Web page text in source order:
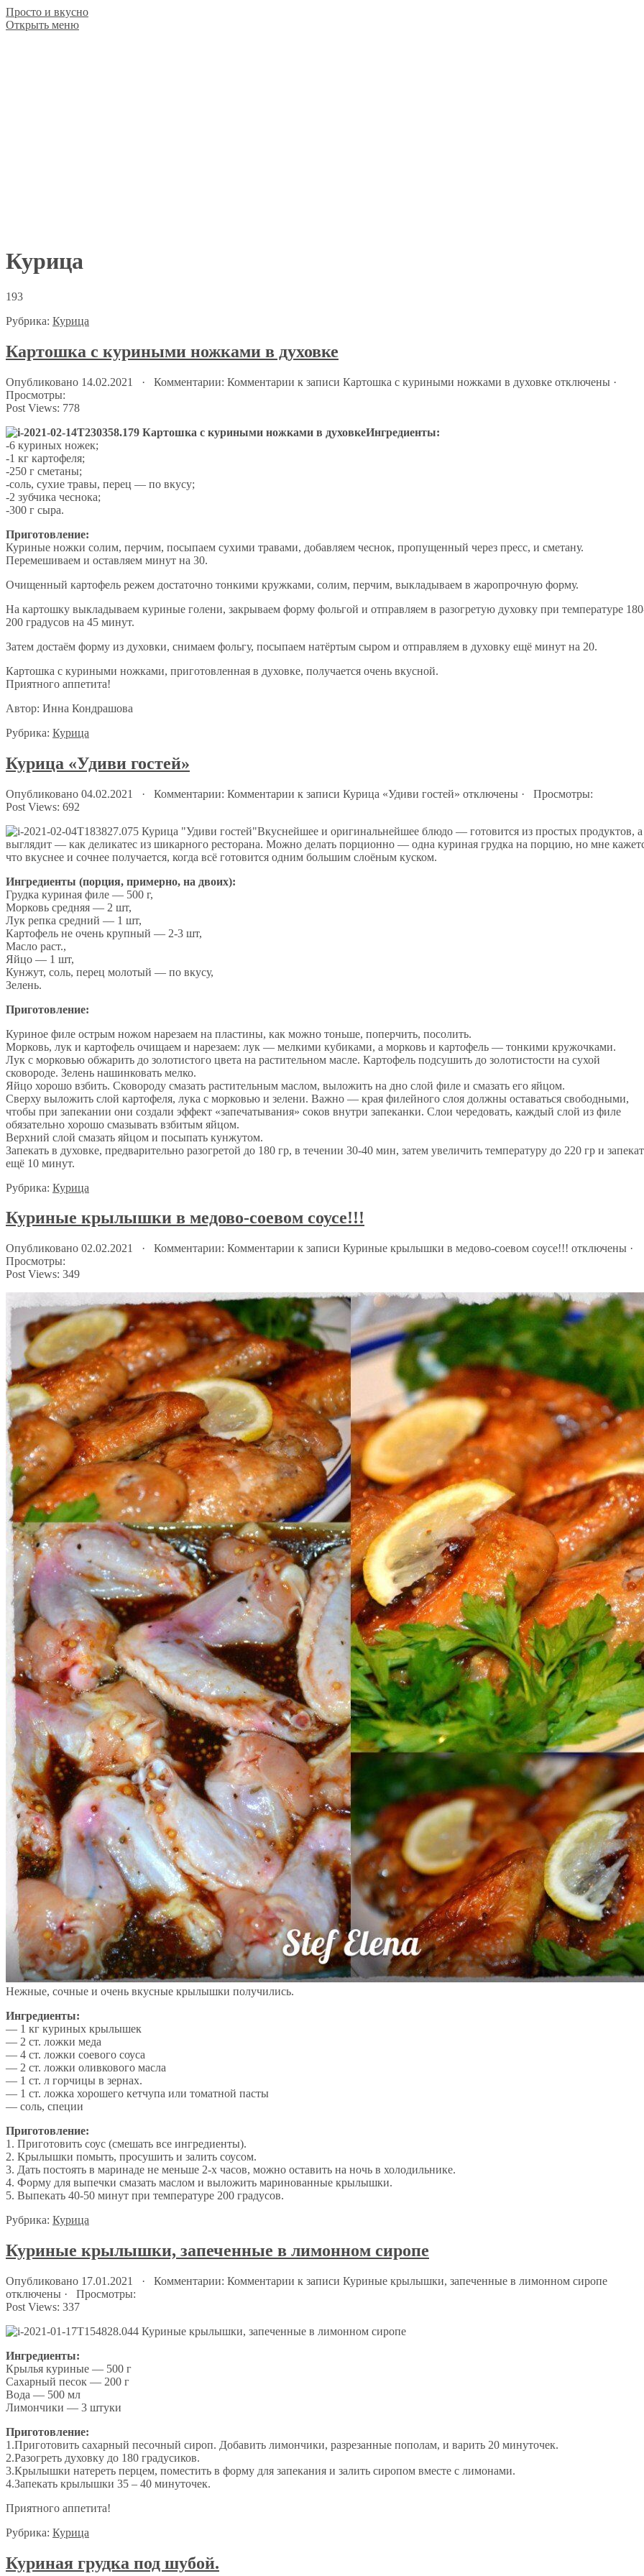
Просто и вкусно
Открыть меню
Курица
193
Рубрика: Курица
Картошка с куриными ножками в духовке
Опубликовано 14.02.2021 · Комментарии: Комментарии к записи Картошка с куриными ножками в духовке отключены ·
Просмотры:
Post Views: 778
Ингредиенты:
-6 куриных ножек;
-1 кг картофеля;
-250 г сметаны;
-соль, сухие травы, перец — по вкусу;
-2 зубчика чеснока;
-300 г сыра.
Приготовление:
Куриные ножки солим, перчим, посыпаем сухими травами, добавляем чеснок, пропущенный через пресс, и сметану.
Перемешиваем и оставляем минут на 30.
Очищенный картофель режем достаточно тонкими кружками, солим, перчим, выкладываем в жаропрочную форму.
На картошку выкладываем куриные голени, закрываем форму фольгой и отправляем в разогретую духовку при температуре
200 градусов на 45 минут.
Затем достаём форму из духовки, снимаем фольгу, посыпаем натёртым сыром и отправляем в духовку ещё минут на 20.
Картошка с куриными ножками, приготовленная в духовке, получается очень вкусной.
Приятного аппетита!
Автор: Инна Кондрашова
Рубрика: Курица
Курица «Удиви гостей»
Опубликовано 04.02.2021 · Комментарии: Комментарии к записи Курица «Удиви гостей» отключены · Просмотры:
Post Views: 692
Вкуснейшее и оригинальнейшее блюдо — готовится из простых продуктов, а
выглядит — как деликатес из шикарного ресторана. Можно делать порционно — одна куриная грудка на порцию, но мне
что вкуснее и сочнее получается, когда всё готовится одним большим слоёным куском.
Ингредиенты (порция, примерно, на двоих):
Грудка куриная филе — 500 г,
Морковь средняя — 2 шт,
Лук репка средний — 1 шт,
Картофель не очень крупный — 2-3 шт,
Масло раст.,
Яйцо — 1 шт,
Кунжут, соль, перец молотый — по вкусу,
Зелень.
Приготовление:
Куриное филе острым ножом нарезаем на пластины, как можно тоньше, поперчить, посолить.
Морковь, лук и картофель очищаем и нарезаем: лук — мелкими кубиками, а морковь и картофель — тонкими кружочками.
Лук с морковью обжарить до золотистого цвета на растительном масле. Картофель подсушить до золотистости на сухой
сковороде. Зелень нашинковать мелко.
Яйцо хорошо взбить. Сковороду смазать растительным маслом, выложить на дно слой филе и смазать его яйцом.
Сверху выложить слой картофеля, лука с морковью и зелени. Важно — края филейного слоя должны оставаться свободными,
чтобы при запекании они создали эффект «запечатывания» соков внутри запеканки. Слои чередовать, каждый слой из филе
обязательно хорошо смазывать взбитым яйцом.
Верхний слой смазать яйцом и посыпать кунжутом.
Запекать в духовке, предварительно разогретой до 180 гр, в течении 30-40 мин, затем увеличить температуру до 220 гр и
ещё 10 минут.
Рубрика: Курица
Куриные крылышки в медово-соевом соусе!!!
Опубликовано 02.02.2021 · Комментарии: Комментарии к записи Куриные крылышки в медово-соевом соусе!!! отключены ·
Просмотры:
Post Views: 349
Нежные, сочные и очень вкусные крылышки получились.
Ингредиенты:
— 1 кг куриных крылышек
— 2 ст. ложки меда
— 4 ст. ложки соевого соуса
— 2 ст. ложки оливкового масла
— 1 ст. л горчицы в зернах.
— 1 ст. ложка хорошего кетчупа или томатной пасты
— соль, специи
Приготовление:
1. Приготовить соус (смешать все ингредиенты).
2. Крылышки помыть, просушить и залить соусом.
3. Дать постоять в маринаде не меньше 2-х часов, можно оставить на ночь в холодильнике.
4. Форму для выпечки смазать маслом и выложить маринованные крылышки.
5. Выпекать 40-50 минут при температуре 200 градусов.
Рубрика: Курица
Куриные крылышки, запеченные в лимонном сиропе
Опубликовано 17.01.2021 · Комментарии: Комментарии к записи Куриные крылышки, запеченные в лимонном сиропе
отключены · Просмотры:
Post Views: 337
Ингредиенты:
Крылья куриные — 500 г
Сахарный песок — 200 г
Вода — 500 мл
Лимончики — 3 штуки
Приготовление:
1.Приготовить сахарный песочный сироп. Добавить лимончики, разрезанные пополам, и варить 20 минуточек.
2.Разогреть духовку до 180 градусиков.
3.Крылышки натереть перцем, поместить в форму для запекания и залить сиропом вместе с лимонами.
4.Запекать крылышки 35 – 40 минуточек.
Приятного аппетита!
Рубрика: Курица
Куриная грудка под шубой.